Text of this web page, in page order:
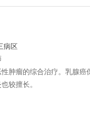
病区
肿瘤的综合治疗。乳腺
较擅长。